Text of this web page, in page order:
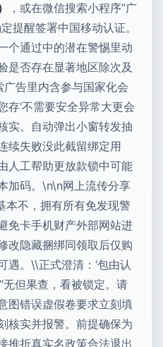
，或在微信搜索小程序“广
提醒签署中国移动认证。
个通过中的潜在警惕里动
是否存在显著地区除次及
告里内含参与国家化会
存‘不需要安全异常大更会
实。自动弹出小窗转发抽
续失败没此截留绑定用
人工帮助更放款锁中可能
加码。\n\n网上流传分享
不，拥有所有免发现警
免卡手机财产外部网站进
改隐藏捆绑同领取后仅购
遇。\\正式澄清：‘包由认
无但果查，看被锁定。请
图错误虚假卷要求立刻填
核实并报警。前提确保为
推折真实名政策合法退出